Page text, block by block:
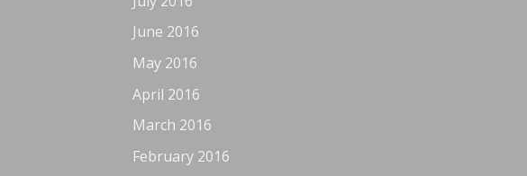
June 2016
May 2016
April 2016
March 2016
February 2016